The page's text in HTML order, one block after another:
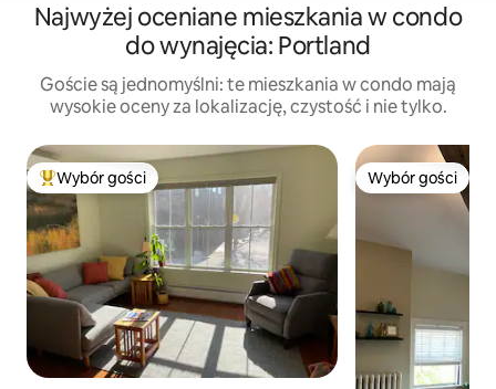
Najwyżej oceniane mieszkania w condo
do wynajęcia: Portland
Goście są jednomyślni: te mieszkania w condo mają
wysokie oceny za lokalizację, czystość i nie tylko.
Najpopularniejsze z kategorii Wybór gości
Wybór gości Wybór gości
Wybór gości